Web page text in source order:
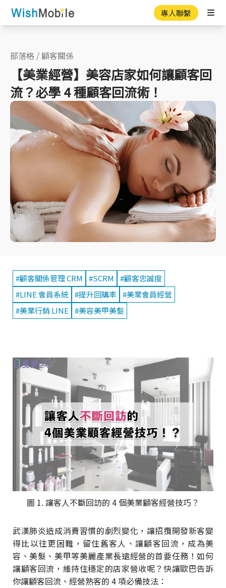
專人聯繫
部落格 / 顧客關係
【美業經營】美容店家如何讓顧客回
流？必學 4 種顧客回流術！
#顧客關係管理 CRM #SCRM
#顧客忠誠度
#LINE 會員系統 #提升回購率 #美業會員經營
#美業行銷 LINE
#美容美甲美髮
圖 1. 讓客人不斷回訪的 4 個美業顧客經營技巧？
武漢肺炎造成消費習慣的劇烈變化，讓招攬開發新客變
得比以往更困難，留住舊客人、讓顧客回流，成為美
容、美髮、美甲等美麗產業長遠經營的首要任務！如何
讓顧客回流，維持住穩定的店家營收呢？快讓歐巴告訴
你讓顧客回流、經營熟客的 4 項必備技法：